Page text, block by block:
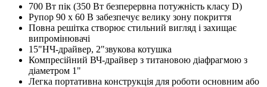
700 Вт пік (350 Вт безперервна потужність класу D)
Рупор 90 x 60 В забезпечує велику зону покриття
Повна решітка створює стильний вигляд і захищає
випромінювачі
15"НЧ-драйвер, 2"звукова котушка
Компресійний ВЧ-драйвер з титановою діафрагмою з
діаметром 1"
Легка портативна конструкція для роботи основним або